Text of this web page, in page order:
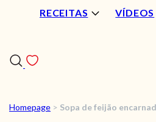
RECEITAS VÍDEOS
Homepage > Sopa de feijão